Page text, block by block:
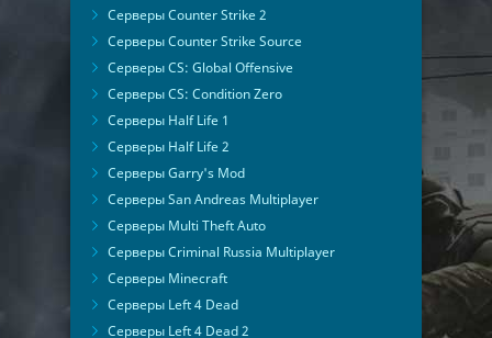
Серверы Counter Strike 2
Серверы Counter Strike Source
Серверы CS: Global Offensive
Серверы CS: Condition Zero
Серверы Half Life 1
Серверы Half Life 2
Серверы Garry's Mod
Серверы San Andreas Multiplayer
Серверы Multi Theft Auto
Серверы Criminal Russia Multiplayer
Серверы Minecraft
Серверы Left 4 Dead
Серверы Left 4 Dead 2